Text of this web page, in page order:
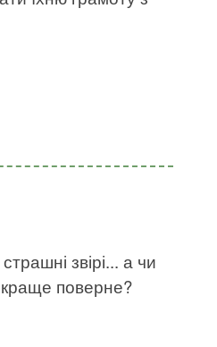
звірі... а чи
поверне?